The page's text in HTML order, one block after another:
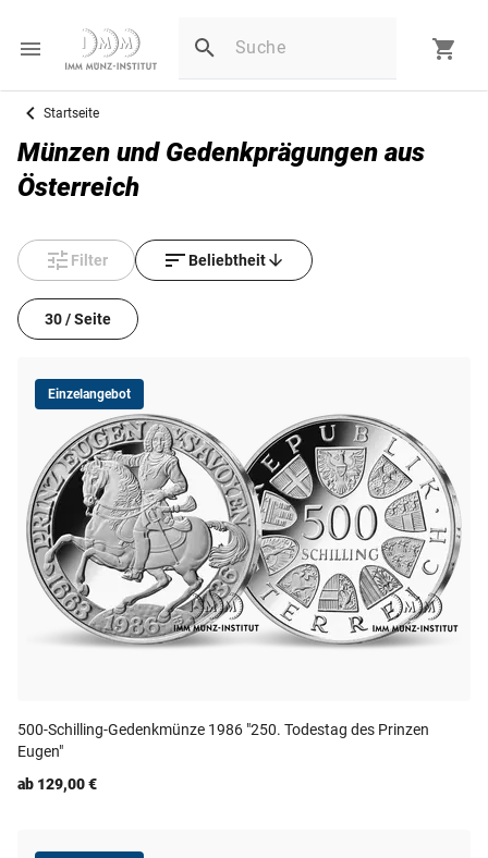
Startseite
Münzen und Gedenkprägungen aus
Österreich
Filter Beliebtheit
30 / Seite
Einzelangebot
500-Schilling-Gedenkmünze 1986 "250. Todestag des Prinzen
Eugen"
ab 129,00 €